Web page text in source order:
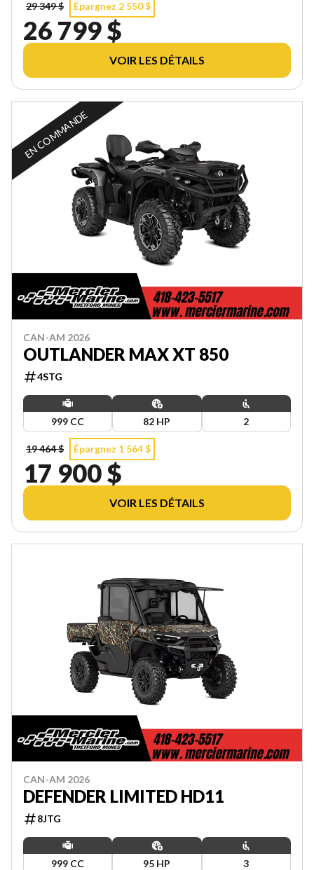
29 349 $ Épargnez 2 550 $
26 799 $
VOIR LES DÉTAILS
EN COMMANDE
CAN-AM 2026
OUTLANDER MAX XT 850
4STG
999 CC 82 HP 2
19 464 $ Épargnez 1 564 $
17 900 $
VOIR LES DÉTAILS
CAN-AM 2026
DEFENDER LIMITED HD11
8JTG
999 CC 95 HP 3